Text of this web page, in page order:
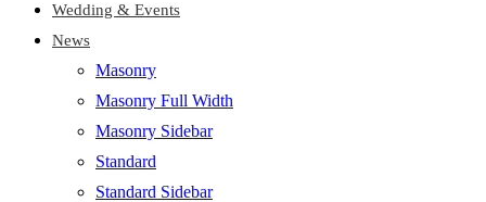
Wedding & Events
News
Masonry
Masonry Full Width
Masonry Sidebar
Standard
Standard Sidebar